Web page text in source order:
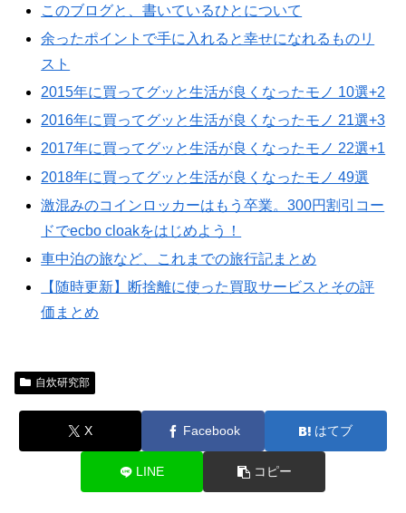
このブログと、書いているひとについて
余ったポイントで手に入れると幸せになれるものリ
スト
2015年に買ってグッと生活が良くなったモノ 10選+2
2016年に買ってグッと生活が良くなったモノ 21選+3
2017年に買ってグッと生活が良くなったモノ 22選+1
2018年に買ってグッと生活が良くなったモノ 49選
激混みのコインロッカーはもう卒業。300円割引コー
ドでecbo cloakをはじめよう！
車中泊の旅など、これまでの旅行記まとめ
【随時更新】断捨離に使った買取サービスとその評
価まとめ
自炊研究部
X Facebook はてブ
LINE コピー